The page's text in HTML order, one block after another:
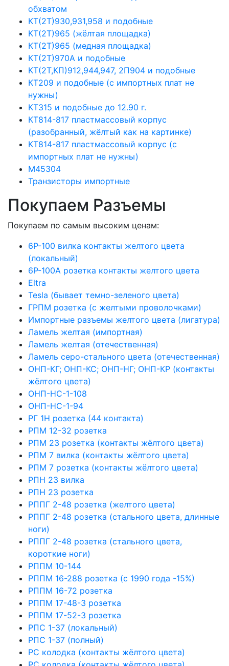
обхватом
КТ(2Т)930,931,958 и подобные
КТ(2Т)965 (жёлтая площадка)
КТ(2Т)965 (медная площадка)
КТ(2Т)970А и подобные
КТ(2Т,КП)912,944,947, 2П904 и подобные
КТ209 и подобные (с импортных плат не
нужны)
КТ315 и подобные до 12.90 г.
КТ814-817 пластмассовый корпус
(разобранный, жёлтый как на картинке)
КТ814-817 пластмассовый корпус (с
импортных плат не нужны)
М45304
Транзисторы импортные
Покупаем Разъемы
Покупаем по самым высоким ценам:
6Р-100 вилка контакты желтого цвета
(локальный)
6Р-100А розетка контакты желтого цвета
Eltra
Tesla (бывает темно-зеленого цвета)
ГРПМ розетка (с желтыми проволочками)
Импортные разъемы желтого цвета (лигатура)
Ламель желтая (импортная)
Ламель желтая (отечественная)
Ламель серо-стального цвета (отечественная)
ОНП-КГ; ОНП-КС; ОНП-НГ; ОНП-КР (контакты
жёлтого цвета)
ОНП-НС-1-108
ОНП-НС-1-94
РГ 1Н розетка (44 контакта)
РПМ 12-32 розетка
РПМ 23 розетка (контакты жёлтого цвета)
РПМ 7 вилка (контакты жёлтого цвета)
РПМ 7 розетка (контакты жёлтого цвета)
РПН 23 вилка
РПН 23 розетка
РППГ 2-48 розетка (желтого цвета)
РППГ 2-48 розетка (стального цвета, длинные
ноги)
РППГ 2-48 розетка (стального цвета,
короткие ноги)
РППМ 10-144
РППМ 16-288 розетка (с 1990 года -15%)
РППМ 16-72 розетка
РППМ 17-48-3 розетка
РППМ 17-52-3 розетка
РПС 1-37 (локальный)
РПС 1-37 (полный)
РС колодка (контакты жёлтого цвета)